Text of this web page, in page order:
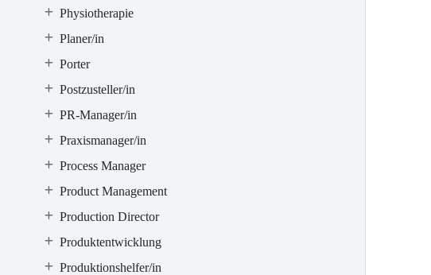
Physiotherapie
Planer/in
Porter
Postzusteller/in
PR-Manager/in
Praxismanager/in
Process Manager
Product Management
Production Director
Produktentwicklung
Produktionshelfer/in